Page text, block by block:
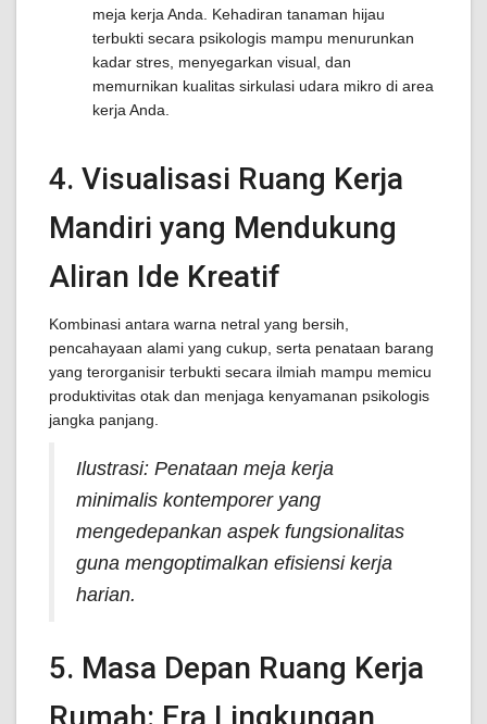
meja kerja Anda. Kehadiran tanaman hijau
terbukti secara psikologis mampu menurunkan
kadar stres, menyegarkan visual, dan
memurnikan kualitas sirkulasi udara mikro di area
kerja Anda.
4. Visualisasi Ruang Kerja
Mandiri yang Mendukung
Aliran Ide Kreatif
Kombinasi antara warna netral yang bersih,
pencahayaan alami yang cukup, serta penataan barang
yang terorganisir terbukti secara ilmiah mampu memicu
produktivitas otak dan menjaga kenyamanan psikologis
jangka panjang.
Ilustrasi: Penataan meja kerja
minimalis kontemporer yang
mengedepankan aspek fungsionalitas
guna mengoptimalkan efisiensi kerja
harian.
5. Masa Depan Ruang Kerja